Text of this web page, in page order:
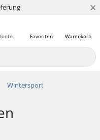
×
Warenkorb
Favoriten
Wintersport